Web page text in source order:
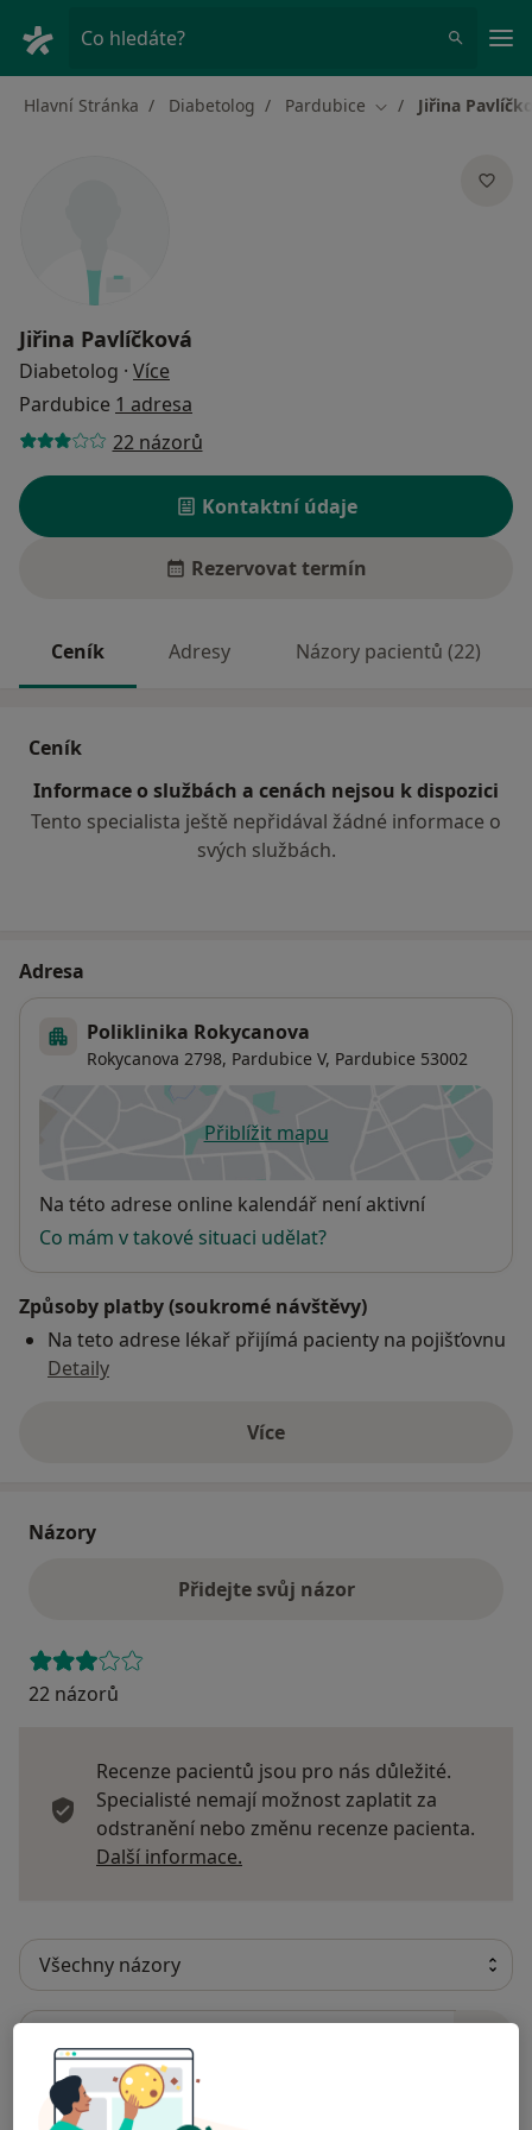
Co hledáte?
Hlavní Stránka Diabetolog Pardubice Změna města
Jiřina
Jiřina Pavlíčková
Diabetolog · Více
Pardubice 1 adresa
22 názorů
Kontaktní údaje
Rezervovat termín
Ceník Adresy Názory pacientů (22)
Ceník
Informace o službách a cenách nejsou k dispozici
Tento specialista ještě nepřidával žádné informace o
svých službách.
Adresa
Poliklinika Rokycanova
Rokycanova 2798, Pardubice V, Pardubice 53002
Přiblížit mapuse otevře v nové záložce
Dostupnost
Na této adrese online kalendář není aktivní
Co mám v takové situaci udělat?
Způsoby platby (soukromé návštěvy)
Na teto adrese lékař přijímá pacienty na pojišťovnu
Detaily
Víceo adrese
Názory
Přidejte svůj názor
22 názorů
Recenze pacientů jsou pro nás důležité.
Specialisté nemají možnost zaplatit za
odstranění nebo změnu recenze pacienta.
Další informace.
Hledejte v názorech